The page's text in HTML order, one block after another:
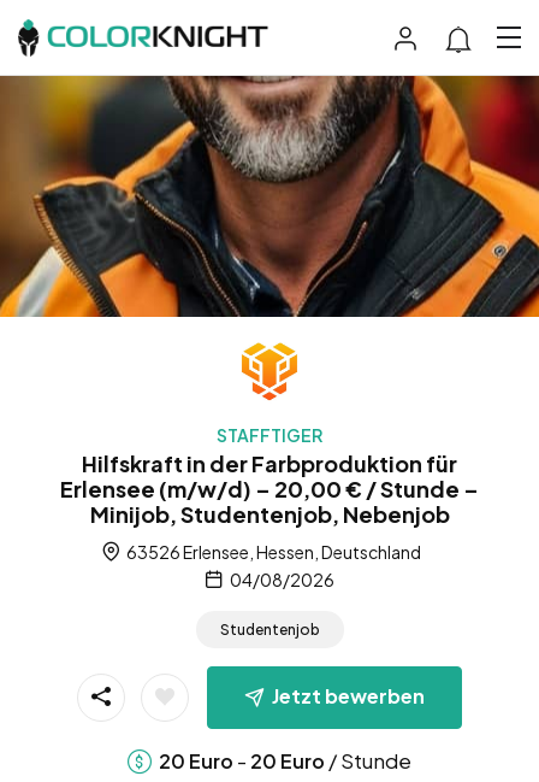
STAFFTIGER
Hilfskraft in der Farbproduktion für
Erlensee (m/w/d) – 20,00 € / Stunde –
Minijob, Studentenjob, Nebenjob
63526 Erlensee, Hessen, Deutschland
04/08/2026
Studentenjob
Jetzt bewerben
20 Euro - 20 Euro / Stunde